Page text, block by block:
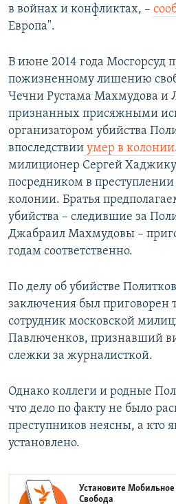
в войнах и конфликтах, –
Европа".
В июне 2014 года Мосгорсуд
пожизненному лишению
Чечни Рустама Махмудова и
признанных присяжными
организатором убийства
впоследствии умер в колонии
милиционер Сергей
посредником в
колонии. Братья
убийства – следившие за
Джабраил Махмудовы –
годам соответственно.
По делу об убийстве
заключения был
сотрудник московской
Павлюченков, признавший
слежки за журналисткой.
Однако коллеги и родные
что дело по факту не было
преступников неясны, а кто
установлено.
Установите
Свобода